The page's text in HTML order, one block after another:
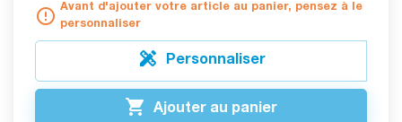
error_outline Avant d'ajouter votre article au panier, pensez à le
personnaliser
 Personnaliser
 Ajouter au panier